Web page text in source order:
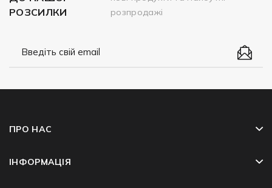
РОЗСИЛКИ
розпродажі
ПРО НАС
ІНФОРМАЦІЯ